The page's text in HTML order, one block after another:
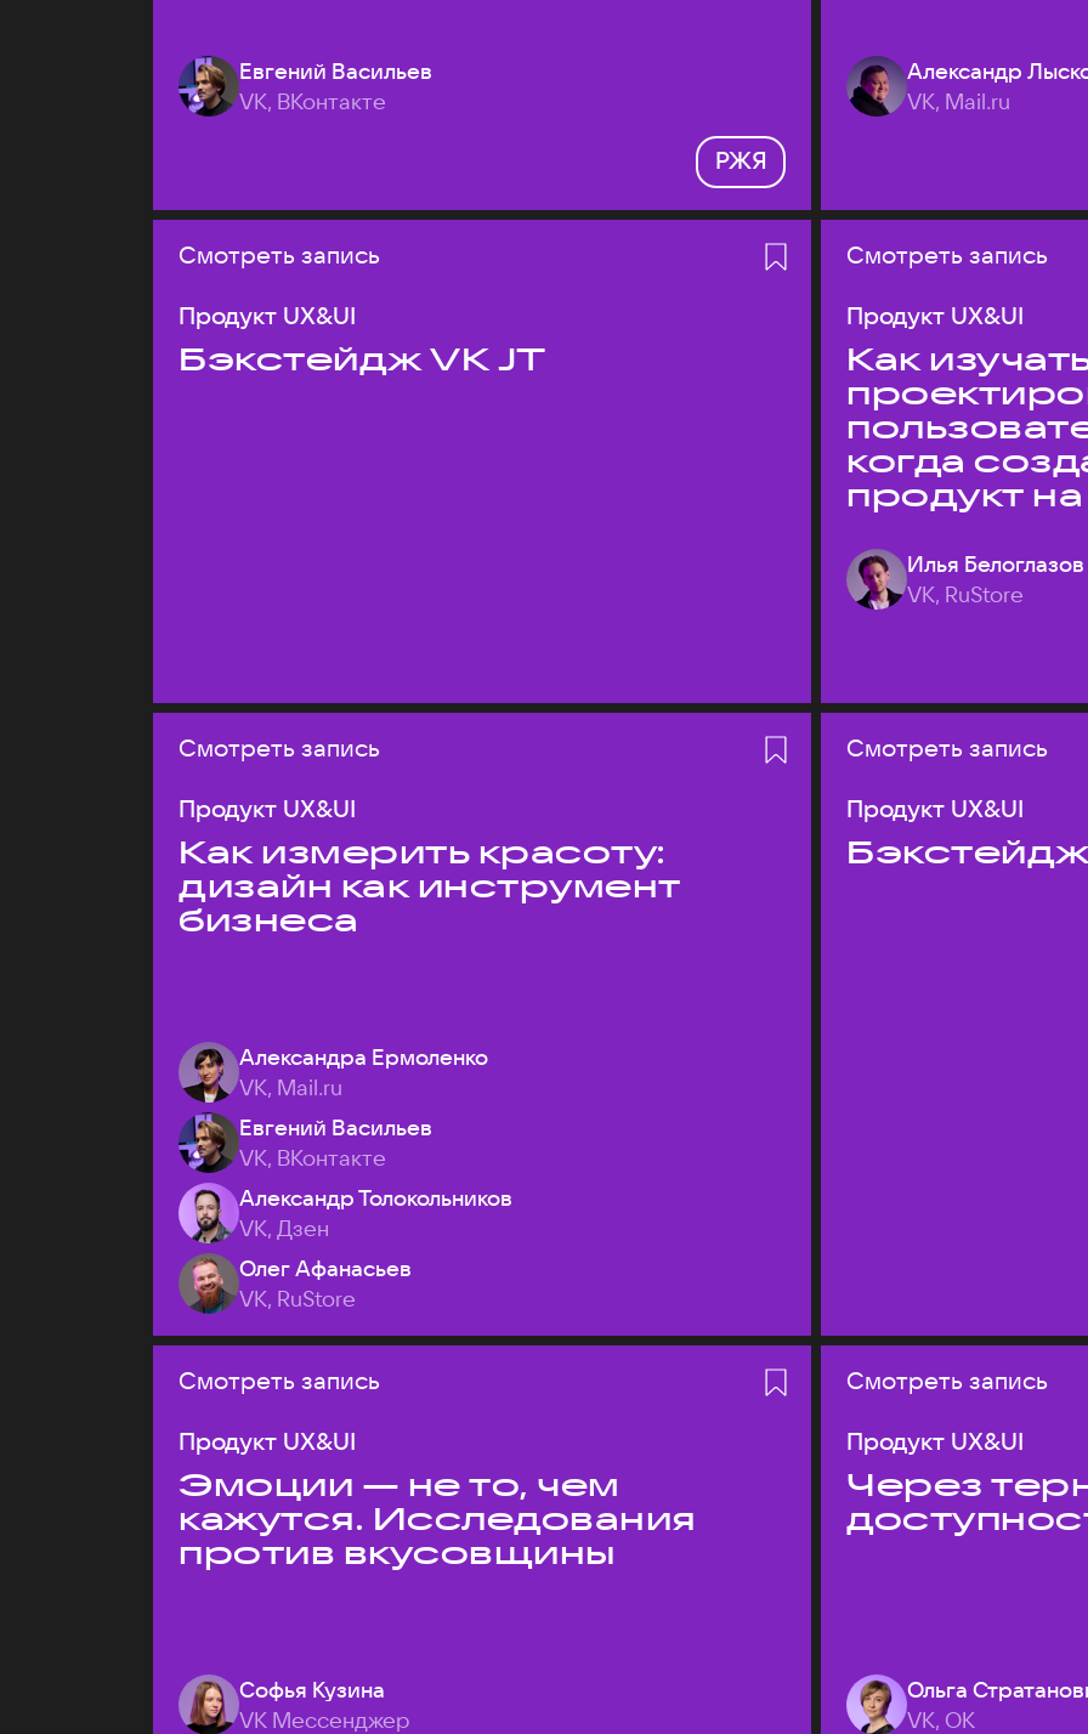
Евгений Васильев
VK, ВКонтакте
РЖЯ
Александр
VK, Mail.ru
Смотреть запись
Продукт UX&UI
Бэкстейдж VK JT
Смотреть запись
Продукт UX&UI
Как
когда
продукт
Илья Белоглазов
VK, RuStore
Смотреть запись
Продукт UX&UI
Как измерить красоту:
дизайн как инструмент
бизнеса
Александра Ермоленко
VK, Mail.ru
Евгений Васильев
VK, ВКонтакте
Александр Толокольников
VK, Дзен
Олег Афанасьев
VK, RuStore
Смотреть запись
Продукт UX&UI
Бэкстейдж
Смотреть запись
Продукт UX&UI
Эмоции — не то, чем
кажутся. Исследования
против вкусовщины
Софья Кузина
VK Мессенджер
Смотреть запись
Продукт UX&UI
Через
Ольга
VK, ОК